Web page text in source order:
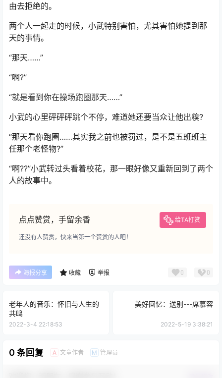
由去拒绝的。
两个人一起走的时候，小武特别害怕，尤其害怕她提到那
天的事情。
“那天……”
“啊?”
“就是看到你在操场跑圈那天……”
小武的心里砰砰砰跳个不停，难道她还要当众让他出糗?
“那天看你跑圈……其实我之前也被罚过，是不是五班班主
任那个老怪物?”
“啊??”小武转过头看着校花，那一眼好像又重新回到了两个
人的故事中。
点点赞赏，手留余香 给TA打赏
还没有人赞赏，快来当第一个赞赏的人吧！
海报分享 收藏 举报 0 0
老年人的音乐：怀旧与人生的
共鸣
2022-3-4 22:18:53
美好回忆：送别---席慕容
2022-5-19 3:38:21
0 条回复 A 文章作者 M 管理员